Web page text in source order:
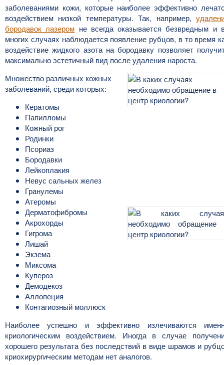
заболеваниями кожи, которые наиболее эффективно
воздействием низкой температуры. Так, например,
бородавок лазером не всегда оказывается безвредным и
многих случаях наблюдается появление рубцов, в то время
воздействие жидкого азота на бородавку позволяет
максимально эстетичный вид после удаления нароста.
Множество различных кожных
заболеваний, среди которых:
Кератомы
Папилломы
Кожный рог
Родинки
Псориаз
Бородавки
Лейкоплакия
Невус сальных желез
Гранулемы
Атеромы
Дерматофибромы
Акрохорды
Гигрома
Лишай
Экзема
Миксома
Купероз
Демодекоз
Аллопеция
Контагиозный моллюск
Наиболее успешно и эффективно излечиваются
криологическим воздействием. Иногда в случае
хорошего результата без последствий в виде шрамов и
криохирургическим методам нет аналогов.